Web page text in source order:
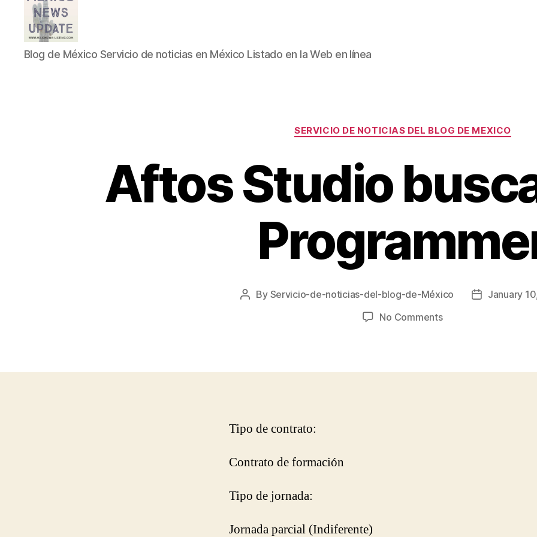
Blog
de
Blog de México Servicio de noticias en México Listado en la Web en línea
Categories
SERVICIO DE NOTICIAS DEL BLOG DE MEXICO
Aftos Studio
Post
By Servicio-de-noticias-del-blog-de-México
PostJanuary
No Commentson
Junior
Tipo de contrato:
Contrato de formación
Tipo de jornada:
Jornada parcial (Indiferente)